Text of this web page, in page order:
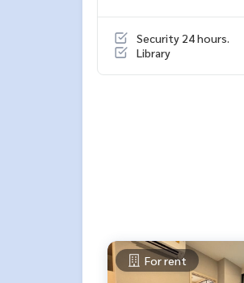
Wechat : TheRealP
WhatsApp :
Tel092-628-9945Baimint
Security 24 hours.
Library
For rent